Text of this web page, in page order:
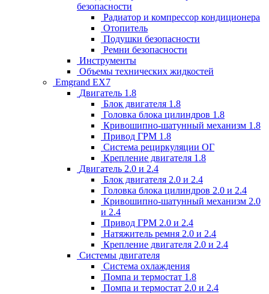
безопасности
Радиатор и компрессор кондиционера
Отопитель
Подушки безопасности
Ремни безопасности
Инструменты
Объемы технических жидкостей
Emgrand EX7
Двигатель 1.8
Блок двигателя 1.8
Головка блока цилиндров 1.8
Кривошипно-шатунный механизм 1.8
Привод ГРМ 1.8
Система рециркуляции ОГ
Крепление двигателя 1.8
Двигатель 2.0 и 2.4
Блок двигателя 2.0 и 2.4
Головка блока цилиндров 2.0 и 2.4
Кривошипно-шатунный механизм 2.0
и 2.4
Привод ГРМ 2.0 и 2.4
Натяжитель ремня 2.0 и 2.4
Крепление двигателя 2.0 и 2.4
Системы двигателя
Система охлаждения
Помпа и термостат 1.8
Помпа и термостат 2.0 и 2.4